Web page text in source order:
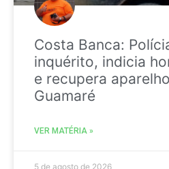
Costa Banca:
inquérito, indicia
e recupera
Guamaré
VER MATÉRIA »
5 de agosto de 2026